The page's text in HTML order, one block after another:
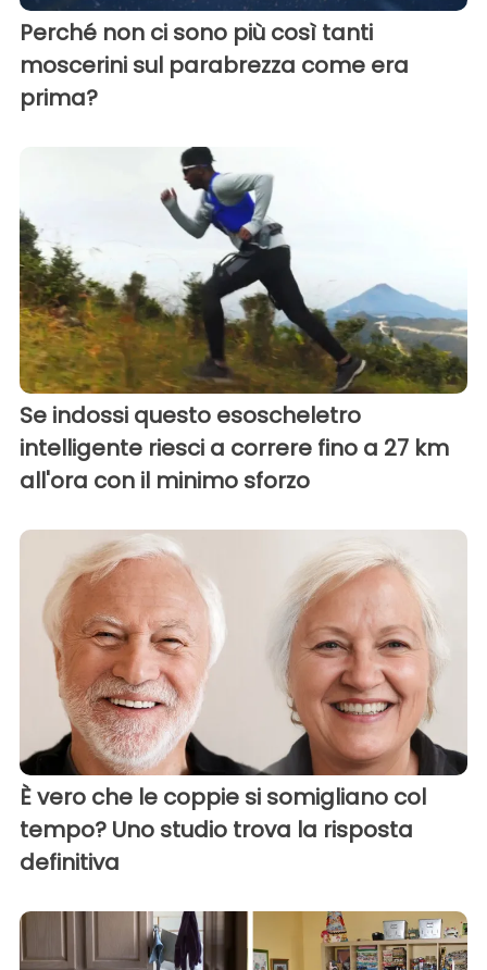
Perché non ci sono più così tanti
moscerini sul parabrezza come era
prima?
Se indossi questo esoscheletro
intelligente riesci a correre fino a 27 km
all'ora con il minimo sforzo
È vero che le coppie si somigliano col
tempo? Uno studio trova la risposta
definitiva